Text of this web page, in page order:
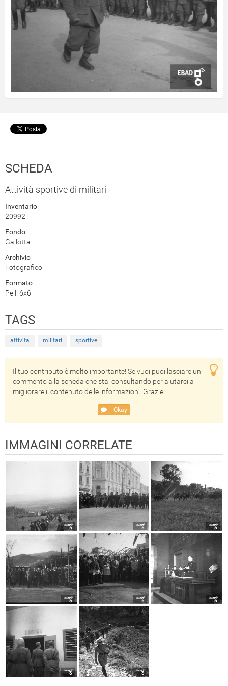
SCHEDA
Attività sportive di militari
Inventario
20992
Fondo
Gallotta
Archivio
Fotografico
Formato
Pell. 6x6
TAGS
attivita militari sportive
Il tuo contributo è molto importante! Se vuoi puoi lasciare un
commento alla scheda che stai consultando per aiutarci a
migliorare il contenuto delle informazioni. Grazie!
Okay
IMMAGINI CORRELATE